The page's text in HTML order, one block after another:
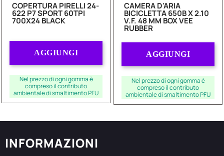
COPERTURA PIRELLI 24-
622 P7 SPORT 60TPI
700X24 BLACK
AGGIUNGI
Nel prezzo di ogni gomma è
compreso il contributo
ambientale di smaltimento PFU
CAMERA D'ARIA
BICICLETTA 650B X 2.10
V.F. 48 MM BOX VEE
RUBBER
AGGIUNGI
Nel prezzo di ogni gomma è
compreso il contributo
ambientale di smaltimento PFU
INFORMAZIONI